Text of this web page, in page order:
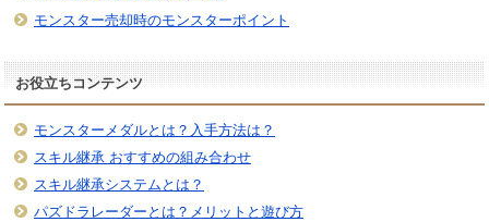
モンスター売却時のモンスターポイント
お役立ちコンテンツ
モンスターメダルとは？入手方法は？
スキル継承 おすすめの組み合わせ
スキル継承システムとは？
パズドラレーダーとは？メリットと遊び方